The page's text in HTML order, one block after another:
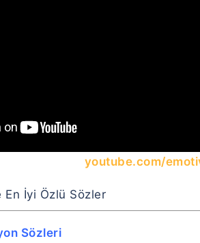
youtube.com/
En İyi Özlü Sözler
Sözleri